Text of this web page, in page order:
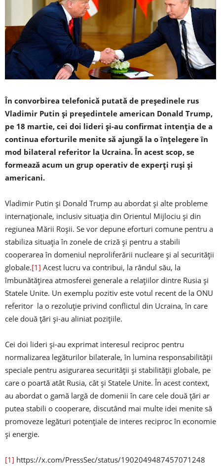
În convorbirea telefonică putată de președinele rus
Vladimir Putin și președintele american Donald Trump,
pe 18 martie, cei doi lideri și-au confirmat intenția de a
continua eforturile menite să ajungă la o înțelegere în
mod bilateral referitor la Ucraina. În acest scop, se
formează acum un grup operativ de experți ruși și
americani.
Vladimir Putin și Donald Trump au abordat și alte probleme
internaționale, inclusiv situația din Orientul Mijlociu și din
regiunea Mării Roșii. Se vor depune eforturi comune pentru a
stabiliza situația în zonele de criză și pentru a stabili
cooperarea în domeniul neproliferării nucleare și al securității
globale.[1] Acest lucru va contribui, la rândul său, la
îmbunătățirea atmosferei generale a relațiilor dintre Rusia și
Statele Unite. Un exemplu pozitiv este votul recent de la ONU
referitor la o rezoluție privind conflictul din Ucraina, în care
cele două țări și-au aliniat pozițiile.
Cei doi lideri și-au exprimat interesul reciproc pentru
normalizarea legăturilor bilaterale, în lumina responsabilității
speciale pentru asigurarea securității și stabilității globale, pe
care o poartă atât Rusia, cât și Statele Unite. În acest context,
au abordat o gamă largă de domenii în care cele două țări ar
putea stabili o cooperare, discutând mai multe idei menite să
promoveze legături potențiale de interes reciproc în economie
și energie.
[1] https://x.com/PressSec/status/1902049487457071248